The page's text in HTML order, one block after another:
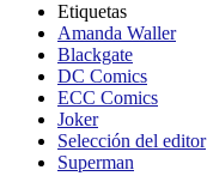
Etiquetas
Amanda Waller
Blackgate
DC Comics
ECC Comics
Joker
Selección del editor
Superman